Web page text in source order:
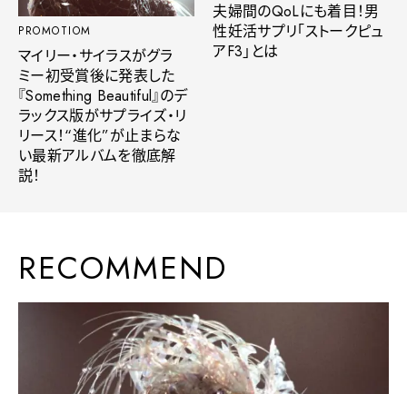
PROMOTIOM
マイリー・サイラスがグラ
ミー初受賞後に発表した
『Something Beautiful』のデ
ラックス版がサプライズ・リ
リース！“進化”が止まらな
い最新アルバムを徹底解
説！
夫婦間のQoLにも着目！男
性妊活サプリ「ストークピュ
アF3」とは
RECOMMEND